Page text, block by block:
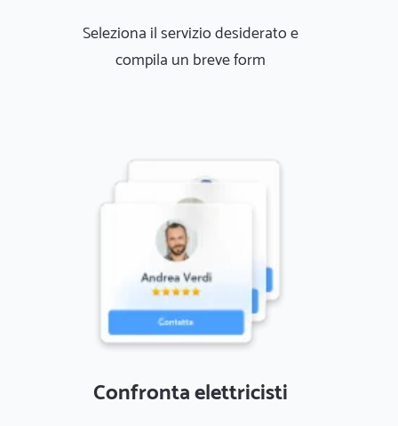
Seleziona il servizio desiderato e
compila un breve form
Confronta elettricisti